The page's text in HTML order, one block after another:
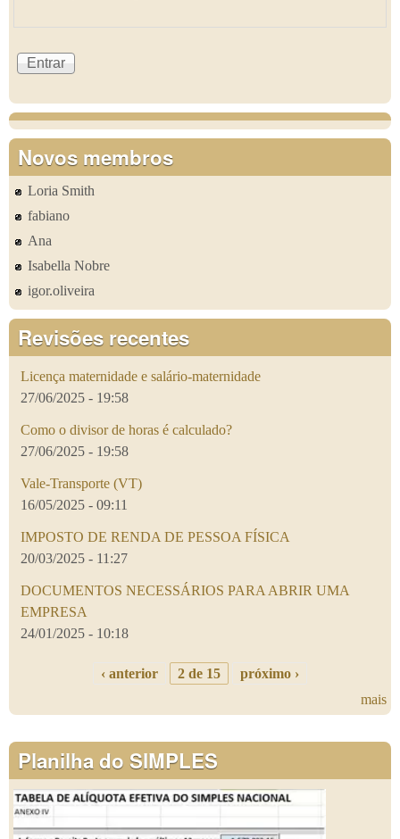
Novos membros
Loria Smith
fabiano
Ana
Isabella Nobre
igor.oliveira
Revisões recentes
Licença maternidade e salário-maternidade
27/06/2025 - 19:58
Como o divisor de horas é calculado?
27/06/2025 - 19:58
Vale-Transporte (VT)
16/05/2025 - 09:11
IMPOSTO DE RENDA DE PESSOA FÍSICA
20/03/2025 - 11:27
DOCUMENTOS NECESSÁRIOS PARA ABRIR UMA
EMPRESA
24/01/2025 - 10:18
‹ anterior 2 de 15
próximo ›
mais
Planilha do SIMPLES